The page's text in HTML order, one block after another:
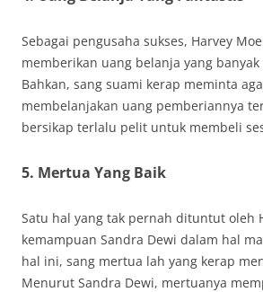
Sebagai pengusaha sukses, Harvey
memberikan uang belanja yang
Bahkan, sang suami kerap meminta
membelanjakan uang pemberiannya
bersikap terlalu pelit untuk membeli
5. Mertua Yang Baik
Satu hal yang tak pernah dituntut oleh
kemampuan Sandra Dewi dalam hal
hal ini, sang mertua lah yang kerap
Menurut Sandra Dewi, mertuanya